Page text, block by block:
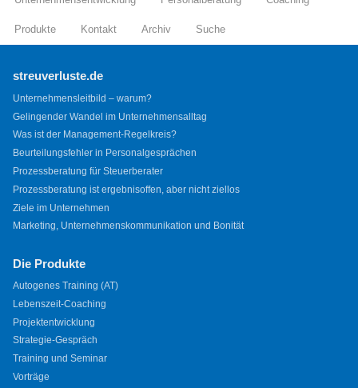
Produkte Kontakt Archiv Suche
streuverluste.de
Unternehmensleitbild – warum?
Gelingender Wandel im Unternehmensalltag
Was ist der Management-Regelkreis?
Beurteilungsfehler in Personalgesprächen
Prozessberatung für Steuerberater
Prozessberatung ist ergebnisoffen, aber nicht ziellos
Ziele im Unternehmen
Marketing, Unternehmenskommunikation und Bonität
Die Produkte
Autogenes Training (AT)
Lebenszeit-Coaching
Projektentwicklung
Strategie-Gespräch
Training und Seminar
Vorträge